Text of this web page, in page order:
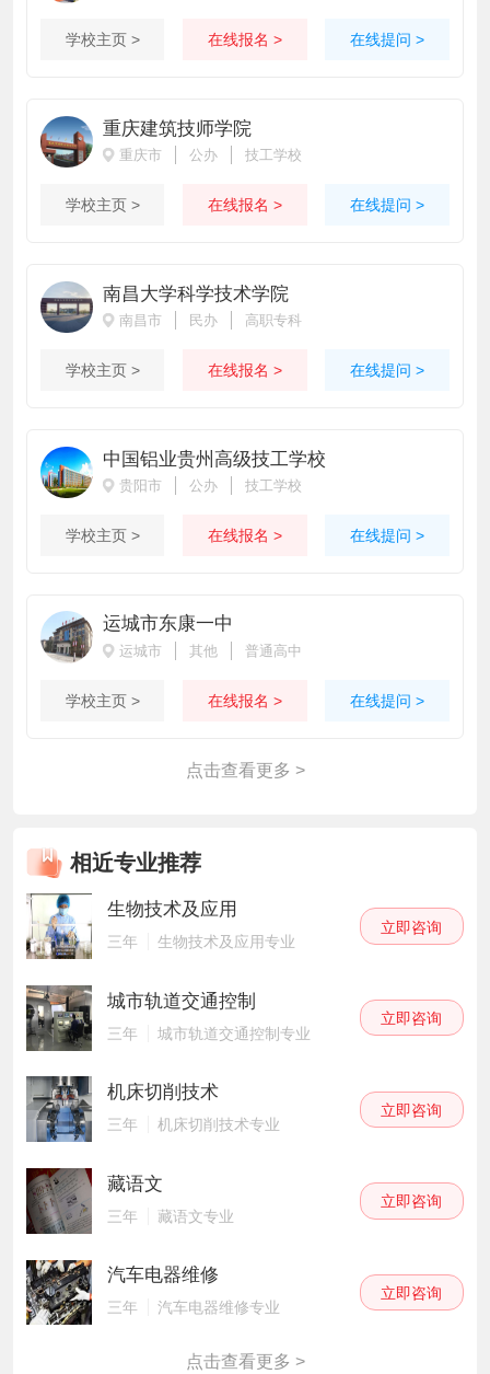
学校主页 > 在线报名 > 在线提问 >
重庆建筑技师学院
重庆市 公办 技工学校
学校主页 > 在线报名 > 在线提问 >
南昌大学科学技术学院
南昌市 民办 高职专科
学校主页 > 在线报名 > 在线提问 >
中国铝业贵州高级技工学校
贵阳市 公办 技工学校
学校主页 > 在线报名 > 在线提问 >
运城市东康一中
运城市 其他 普通高中
学校主页 > 在线报名 > 在线提问 >
点击查看更多 >
相近专业推荐
生物技术及应用
三年 生物技术及应用专业
立即咨询
城市轨道交通控制
三年 城市轨道交通控制专业
立即咨询
机床切削技术
三年 机床切削技术专业
立即咨询
藏语文
三年 藏语文专业
立即咨询
汽车电器维修
三年 汽车电器维修专业
立即咨询
点击查看更多 >